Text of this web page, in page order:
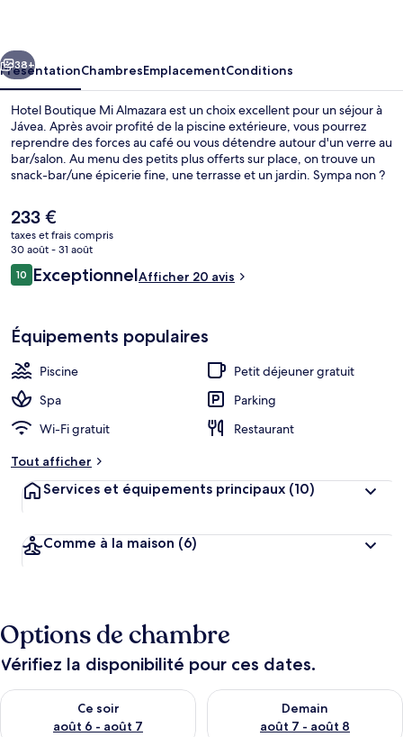
Suivant
38+
PrésentationChambresEmplacementConditions
Hotel Boutique Mi Almazara est un choix excellent pour un séjour à
Jávea. Après avoir profité de la piscine extérieure, vous pourrez
reprendre des forces au café ou vous détendre autour d'un verre au
bar/salon. Au menu des petits plus offerts sur place, on trouve un
snack-bar/une épicerie fine, une terrasse et un jardin. Sympa non ?
Le
prix
actuel
est
de
233 €
taxes et frais compris
30 août - 31 août
Avis
voyageurs
1010 sur 10
ExceptionnelAfficher 20 avis
Équipements populaires
Piscine
Petit déjeuner gratuit
Spa
Parking
Wi-Fi gratuit
Restaurant
Tout afficher
Services et équipements principaux (10)
Comme à la maison (6)
Options de chambre
Vérifiez la disponibilité pour ces dates.
Ce soir
août 6 - août 7
Vérifier la disponibilité pour ce soir août 6 - août 7
Demain
août 7 - août 8
Vérifier la disponibilité pour